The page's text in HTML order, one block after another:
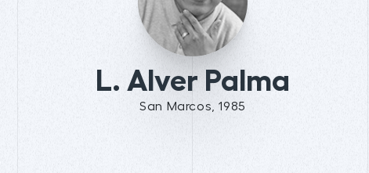
L. Alver Palma
San Marcos, 1985